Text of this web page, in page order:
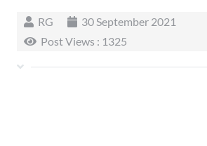
RG
30 September 2021
Post Views : 1325